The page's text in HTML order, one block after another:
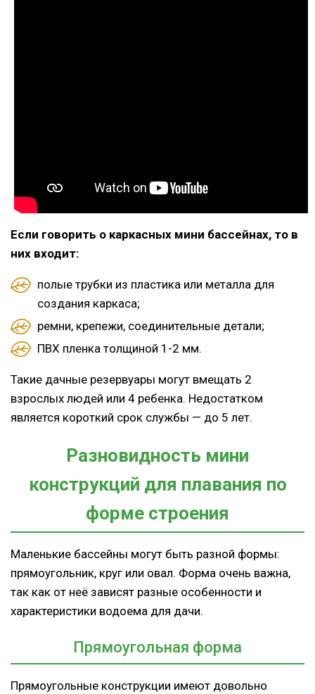
Если говорить о каркасных мини бассейнах, то в
них входит:
полые трубки из пластика или металла для
создания каркаса;
ремни, крепежи, соединительные детали;
ПВХ пленка толщиной 1-2 мм.
Такие дачные резервуары могут вмещать 2
взрослых людей или 4 ребенка. Недостатком
является короткий срок службы — до 5 лет.
Разновидность мини
конструкций для плавания по
форме строения
Маленькие бассейны могут быть разной формы:
прямоугольник, круг или овал. Форма очень важна,
так как от неё зависят разные особенности и
характеристики водоема для дачи.
Прямоугольная форма
Прямоугольные конструкции имеют довольно